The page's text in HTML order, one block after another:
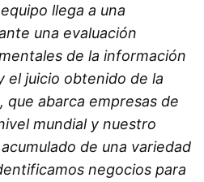
llega a una
una evaluación
de la información
el juicio obtenido de la
que abarca empresas de
mundial y nuestro
de una variedad
negocios para